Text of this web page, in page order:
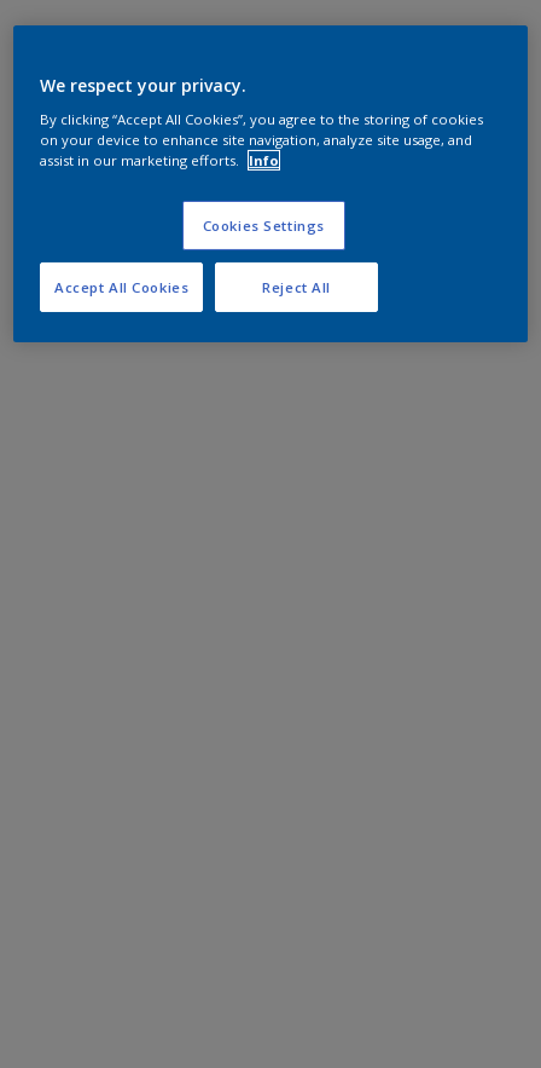
We respect your privacy.
By clicking “Accept All Cookies”, you agree to the storing of cookies
on your device to enhance site navigation, analyze site usage, and
assist in our marketing efforts.
Info
Cookies Settings
Reject All
Accept All Cookies